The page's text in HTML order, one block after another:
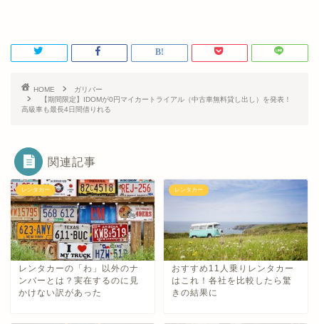
HOME
ガリバー
【期間限定】IDOMが0円マイカートライアル（中古車無料貸し出し）を発表！
高級車も最長4日間借りれる
関連記事
レンタカー
レンタカーの「わ」以外のナ
ンバーとは？実在するのに見
かけない訳があった
レンタカー
おすすめ11人乗りレンタカー
はこれ！各社を比較したら驚
きの結果に